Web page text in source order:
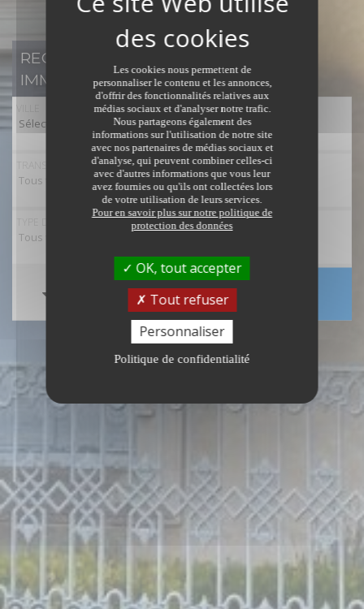
RECHERCHER UN BIEN
IMMOBILIER
Sélectionner toutes les villes
Tous types de transaction
Tous types de bien
Les cookies nous permettent de
personnaliser le contenu et les annonces,
d'offrir des fonctionnalités relatives aux
médias sociaux et d'analyser notre trafic.
Nous partageons également des
informations sur l'utilisation de notre site
avec nos partenaires de médias sociaux et
d'analyse, qui peuvent combiner celles-ci
avec d'autres informations que vous leur
avez fournies ou qu'ils ont collectées lors
de votre utilisation de leurs services.
Pour en savoir plus sur notre politique de
protection des données
OK, tout accepter
Tout refuser
Personnaliser
Politique de confidentialité